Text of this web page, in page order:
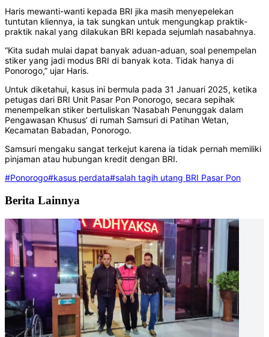
Haris mewanti-wanti kepada BRI jika masih menyepelekan
tuntutan kliennya, ia tak sungkan untuk mengungkap praktik-
praktik nakal yang dilakukan BRI kepada sejumlah nasabahnya.
“Kita sudah mulai dapat banyak aduan-aduan, soal penempelan
stiker yang jadi modus BRI di banyak kota. Tidak hanya di
Ponorogo,” ujar Haris.
Untuk diketahui, kasus ini bermula pada 31 Januari 2025, ketika
petugas dari BRI Unit Pasar Pon Ponorogo, secara sepihak
menempelkan stiker bertuliskan ‘Nasabah Penunggak dalam
Pengawasan Khusus’ di rumah Samsuri di Patihan Wetan,
Kecamatan Babadan, Ponorogo.
Samsuri mengaku sangat terkejut karena ia tidak pernah memiliki
pinjaman atau hubungan kredit dengan BRI.
#Ponorogo#kasus perdata#salah tagih utang BRI Pasar Pon
Berita Lainnya